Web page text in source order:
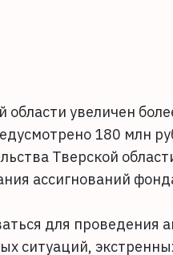
увеличен
180 млн
Тверской
ассигнований
для проведения
ситуаций,